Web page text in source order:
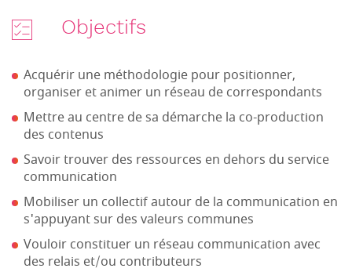
Objectifs
Acquérir une méthodologie pour positionner,
organiser et animer un réseau de correspondants
Mettre au centre de sa démarche la co-production
des contenus
Savoir trouver des ressources en dehors du service
communication
Mobiliser un collectif autour de la communication en
s'appuyant sur des valeurs communes
Vouloir constituer un réseau communication avec
des relais et/ou contributeurs